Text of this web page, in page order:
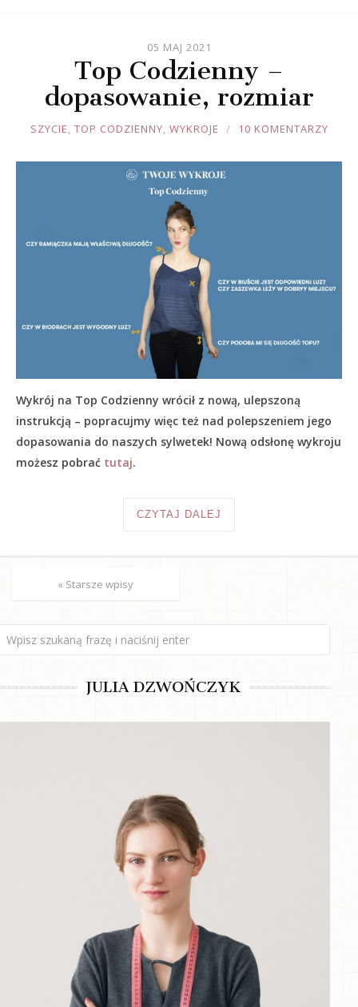
05 MAJ 2021
Top Codzienny –
dopasowanie, rozmiar
JOULE
SZYCIE, TOP CODZIENNY, WYKROJE 10 KOMENTARZY
Wykrój na Top Codzienny wrócił z nową, ulepszoną
instrukcją – popracujmy więc też nad polepszeniem jego
dopasowania do naszych sylwetek! Nową odsłonę wykroju
możesz pobrać tutaj.
CZYTAJ DALEJ
« Starsze wpisy
JULIA DZWOŃCZYK